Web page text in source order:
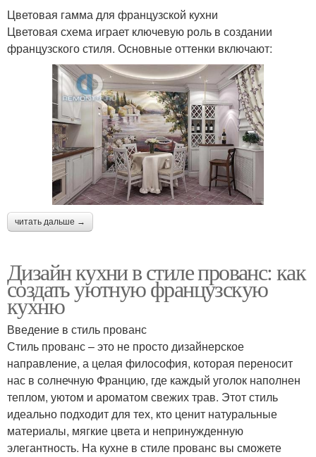
Цветовая гамма для французской кухни
Цветовая схема играет ключевую роль в создании
французского стиля. Основные оттенки включают:
читать дальше →
Дизайн кухни в стиле прованс: как
создать уютную французскую
кухню
Введение в стиль прованс
Стиль прованс – это не просто дизайнерское
направление, а целая философия, которая переносит
нас в солнечную Францию, где каждый уголок наполнен
теплом, уютом и ароматом свежих трав. Этот стиль
идеально подходит для тех, кто ценит натуральные
материалы, мягкие цвета и непринужденную
элегантность. На кухне в стиле прованс вы сможете